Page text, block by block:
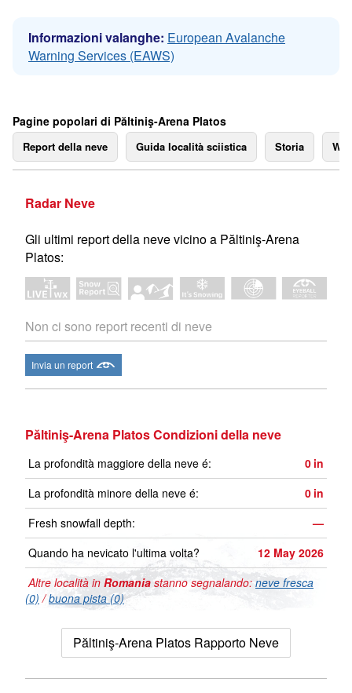
Informazioni valanghe: European Avalanche
Warning Services (EAWS)
Pagine popolari di Păltiniş-Arena Platos
Report della neve Guida località sciistica Storia
Radar Neve
Gli ultimi report della neve vicino a Păltiniş-Arena
Platos:
Non ci sono report recenti di neve
Invia un report
Păltiniş-Arena Platos Condizioni della neve
La profondità maggiore della neve é: 0 in
La profondità minore della neve é:
0 in
Fresh snowfall depth:
—
Quando ha nevicato l'ultima volta?
12 May 2026
Altre località in Romania stanno segnalando: neve fresca
(0) /buona pista (0)
Păltiniş-Arena Platos Rapporto Neve